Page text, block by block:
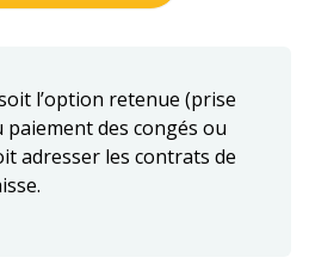
l’option retenue (prise
des congés ou
adresser les contrats de